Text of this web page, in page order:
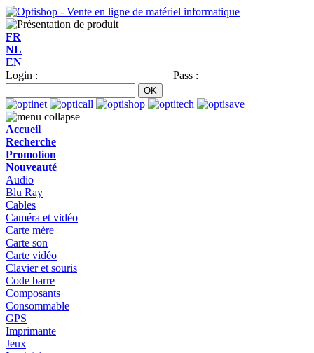
FR
NL
EN
Login :
Pass :
Accueil
Recherche
Promotion
Nouveauté
Audio
Blu Ray
Cables
Caméra et vidéo
Carte mère
Carte son
Carte vidéo
Clavier et souris
Code barre
Composants
Consommable
GPS
Imprimante
Jeux